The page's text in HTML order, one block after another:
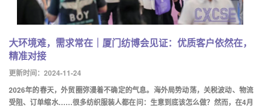
大环境难，需求常在｜厦门纺博会见证：优质客户依然在，
精准对接
更新时间：2024-11-24
2026年的春天，外贸圈弥漫着不确定的气息。海外局势动荡，关税波动、物流
受阻、订单缩水……很多纺织服装人都在问：生意到底该怎么做？然而，在4月